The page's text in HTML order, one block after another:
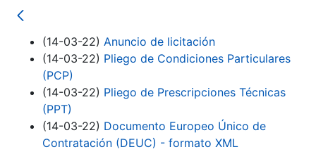
(14-03-22) Anuncio de licitación
(14-03-22) Pliego de Condiciones Particulares
(PCP)
(14-03-22) Pliego de Prescripciones Técnicas
(PPT)
(14-03-22) Documento Europeo Único de
Contratación (DEUC) - formato XML